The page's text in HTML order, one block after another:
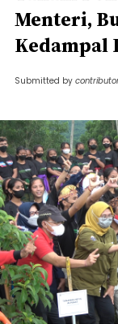
Menteri,
Kedampal
Submitted by